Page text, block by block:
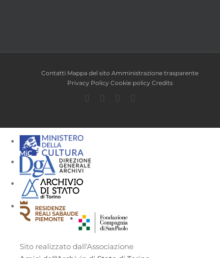
Contatti Mappa del sito Amministrazione trasparente
Privacy Policy Cookie policy Credits
Facebook
TwitterYouTube
Sito realizzato dall'Associazione